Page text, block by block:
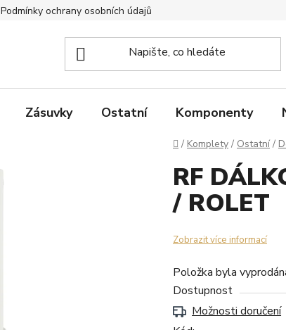
Podmínky ochrany osobních údajů
Zásuvky Ostatní Komponenty
Domů
/ Komplety / Ostatní /
RF
/ ROLET
Zobrazit více informací
Položka byla
Dostupnost
Možnosti doručení